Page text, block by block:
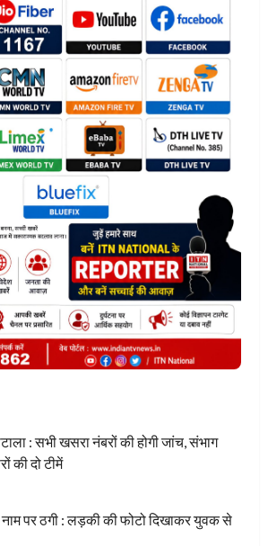
: सभी खसरा नंबरों की होगी जांच, संभाग
की दो टीमें
पर ठगी : लड़की की फोटो दिखाकर युवक से